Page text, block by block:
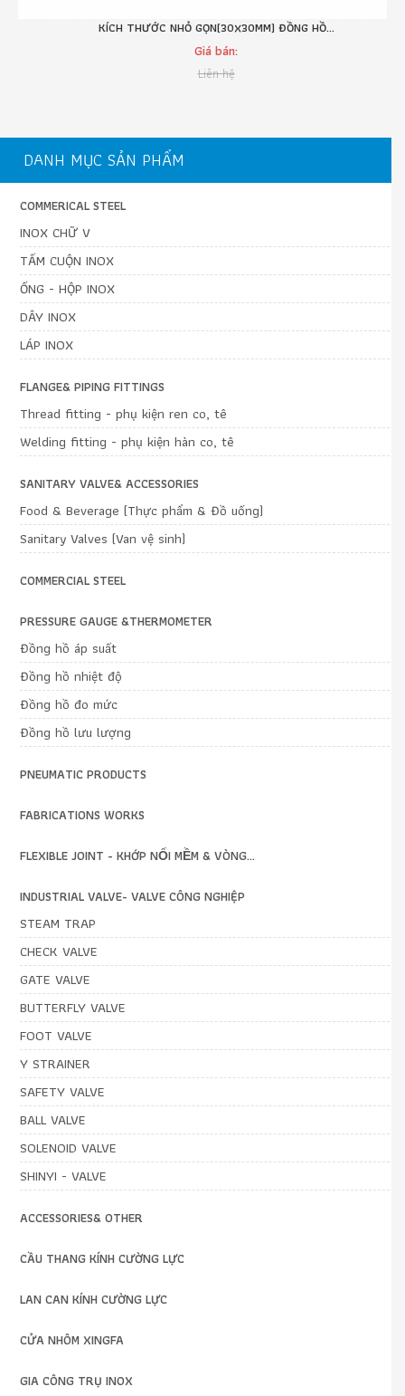
KÍCH THƯỚC NHỎ GỌN(30X30MM) ĐỒNG HỒ...
Giá bán:
Liên hệ
DANH MỤC SẢN PHẨM
COMMERICAL STEEL
INOX CHỮ V
TẤM CUỘN INOX
ỐNG - HỘP INOX
DÂY INOX
LÁP INOX
FLANGE& PIPING FITTINGS
Thread fitting - phụ kiện ren co, tê
Welding fitting - phụ kiện hàn co, tê
SANITARY VALVE& ACCESSORIES
Food & Beverage (Thực phẩm & Đồ uống)
Sanitary Valves (Van vệ sinh)
COMMERCIAL STEEL
PRESSURE GAUGE &THERMOMETER
Đồng hồ áp suất
Đồng hồ nhiệt độ
Đồng hồ đo mức
Đồng hồ lưu lượng
PNEUMATIC PRODUCTS
FABRICATIONS WORKS
FLEXIBLE JOINT - KHỚP NỐI MỀM & VÒNG...
INDUSTRIAL VALVE- VALVE CÔNG NGHIỆP
STEAM TRAP
CHECK VALVE
GATE VALVE
BUTTERFLY VALVE
FOOT VALVE
Y STRAINER
SAFETY VALVE
BALL VALVE
SOLENOID VALVE
SHINYI - VALVE
ACCESSORIES& OTHER
CẦU THANG KÍNH CƯỜNG LỰC
LAN CAN KÍNH CƯỜNG LỰC
CỬA NHÔM XINGFA
GIA CÔNG TRỤ INOX